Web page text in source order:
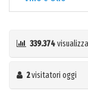
339.374
2visitatori oggi